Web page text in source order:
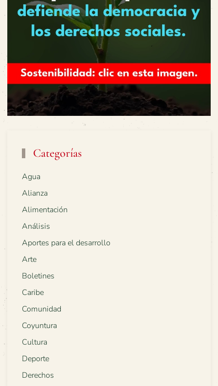
Categorías
Agua
Alianza
Alimentación
Análisis
Aportes para el desarrollo
Arte
Boletines
Caribe
Comunidad
Coyuntura
Cultura
Deporte
Derechos